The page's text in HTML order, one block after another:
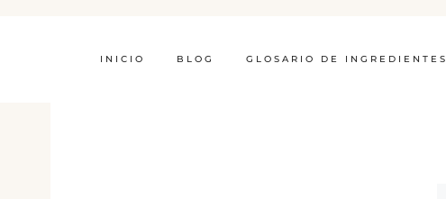
INICIO BLOG GLOSARIO DE INGREDIENTES